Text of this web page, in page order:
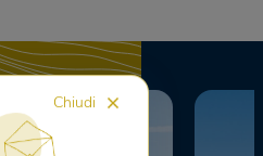
Chiudi